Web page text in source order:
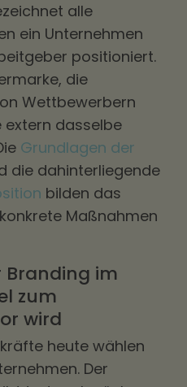
alle
ein Unternehmen
positioniert.
die
Wettbewerbern
dasselbe
Grundlagen der
die dahinterliegende
bilden das
Maßnahmen
Branding im
zum
wird
heute wählen
Der